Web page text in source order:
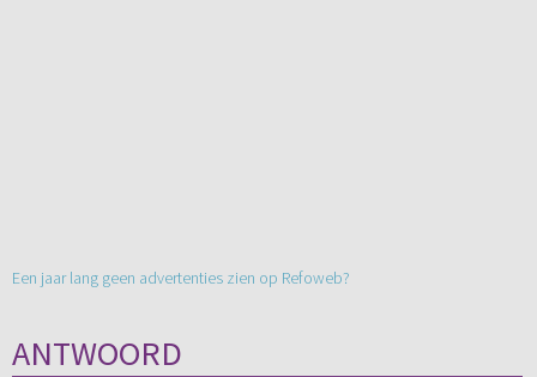
Een jaar lang geen advertenties zien op Refoweb?
ANTWOORD